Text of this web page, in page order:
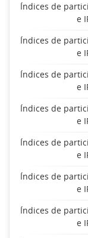
Índices de
e
Índices de
e
Índices de
e
Índices de
e
Índices de
e
Índices de
e
Índices de
e